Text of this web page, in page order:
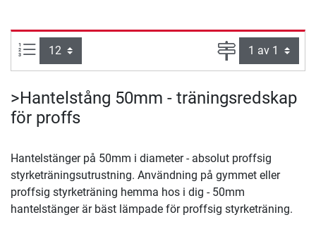
produkter per sida: Sida
>Hantelstång 50mm - träningsredskap
för proffs
Hantelstänger på 50mm i diameter - absolut proffsig
styrketräningsutrustning. Användning på gymmet eller
proffsig styrketräning hemma hos i dig - 50mm
hantelstänger är bäst lämpade för proffsig styrketräning.